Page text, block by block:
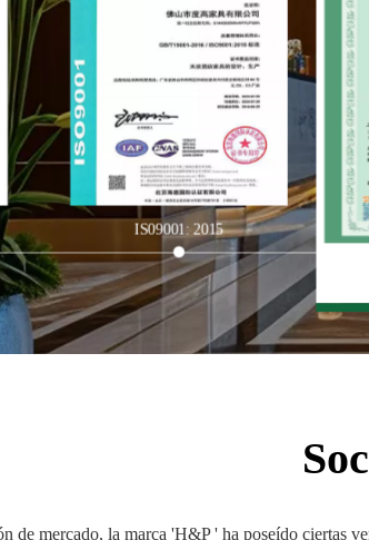
IS09001: 2015
de mercado, la marca 'H&P ' ha poseído ciertas